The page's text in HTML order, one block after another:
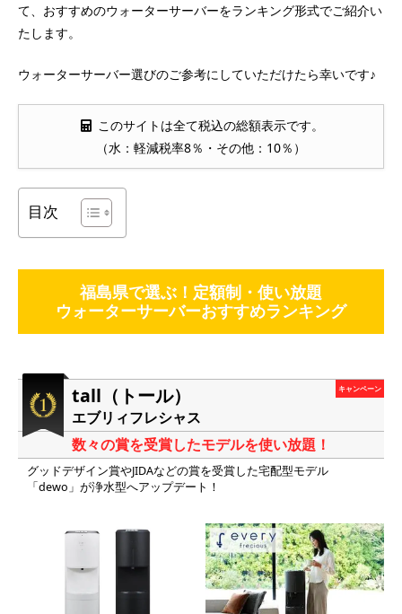
て、おすすめのウォーターサーバーをランキング形式でご紹介い
たします。
ウォーターサーバー選びのご参考にしていただけたら幸いです♪
このサイトは全て税込の総額表示です。
（水：軽減税率8％・その他：10％）
目次
福島県で選ぶ！定額制・使い放題
ウォーターサーバーおすすめランキング
tall（トール）
エブリィフレシャス
キャンペーン
数々の賞を受賞したモデルを使い放題！
グッドデザイン賞やJIDAなどの賞を受賞した宅配型モデル
「dewo」が浄水型へアップデート！